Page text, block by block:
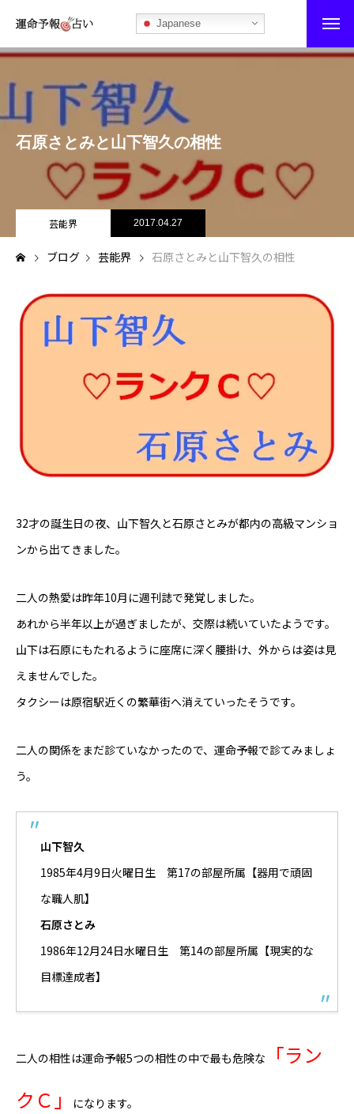
Japanese
運命予報占いとは
あなたの所属部屋を探そう！
最恐の相性占い
秘伝公開！吉凶カレンダー
記事カテゴリー
ブログ
お知らせ
スポーツ
テニス四大大会・五輪
鑑定及び出演依頼
YouTube
石原さとみと山下智久の相性
芸能界 2017.04.27
ブログ 芸能界 石原さとみと山下智久の相性
32才の誕生日の夜、山下智久と石原さとみが都内の高級マンショ
ンから出てきました。
二人の熱愛は昨年10月に週刊誌で発覚しました。
あれから半年以上が過ぎましたが、交際は続いていたようです。
山下は石原にもたれるように座席に深く腰掛け、外からは姿は見
えませんでした。
タクシーは原宿駅近くの繁華街へ消えていったそうです。
二人の関係をまだ診ていなかったので、運命予報で診てみましょ
う。
山下智久
1985年4月9日火曜日生 第17の部屋所属【器用で頑固
な職人肌】
石原さとみ
1986年12月24日水曜日生 第14の部屋所属【現実的な
目標達成者】
二人の相性は運命予報5つの相性の中で最も危険な
「ラン
クＣ」
になります。